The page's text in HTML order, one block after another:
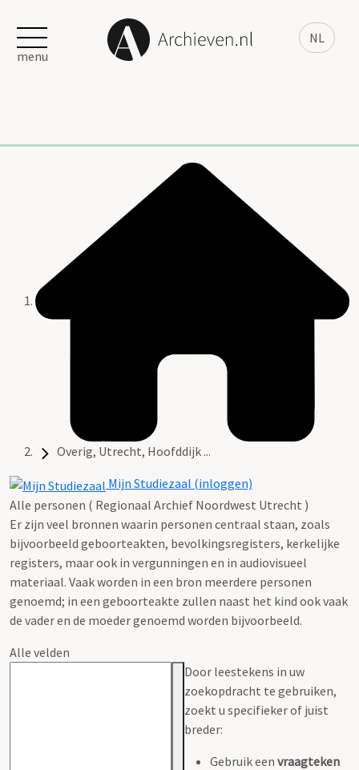
NL
menu
Overig, Utrecht, Hoofddijk ...
Mijn Studiezaal (inloggen)
Alle personen ( Regionaal Archief Noordwest Utrecht )
Er zijn veel bronnen waarin personen centraal staan, zoals
bijvoorbeeld geboorteakten, bevolkingsregisters, kerkelijke
registers, maar ook in vergunningen en in audiovisueel
materiaal. Vaak worden in een bron meerdere personen
genoemd; in een geboorteakte zullen naast het kind ook vaak
de vader en de moeder genoemd worden bijvoorbeeld.
Alle velden
Door leestekens in uw
zoekopdracht te gebruiken,
zoekt u specifieker of juist
breder:
Gebruik een vraagteken